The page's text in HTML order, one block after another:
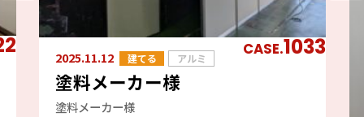
CASE.1033
2025.11.12 建てる アルミ
塗料メーカー様
塗料メーカー様